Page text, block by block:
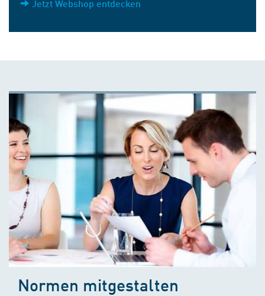
Jetzt Webshop entdecken
Normen mitgestalten